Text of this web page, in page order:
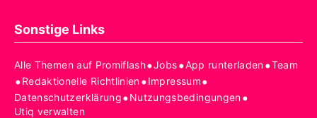
Sonstige Links
Alle Themen auf Promiflash•Jobs•App runterladen•Team
•Redaktionelle Richtlinien•Impressum•
Datenschutzerklärung•Nutzungsbedingungen•
Utiq verwalten